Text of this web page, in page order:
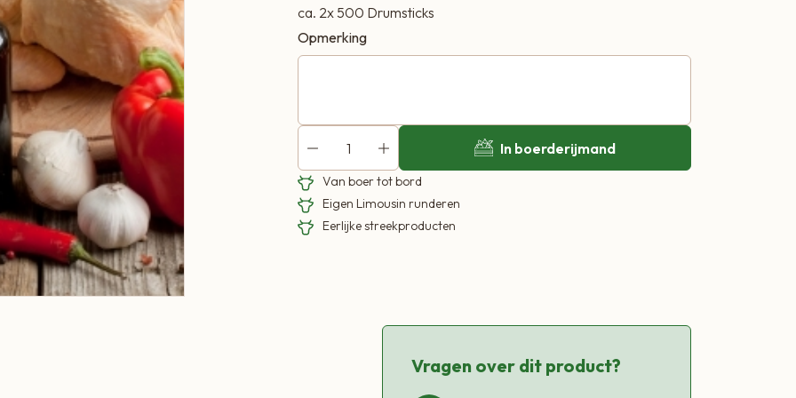
ca. 2x 500 Drumsticks
Opmerking
In boerderijmand
Van boer tot bord
Eigen Limousin runderen
Eerlijke streekproducten
Vragen over dit product?